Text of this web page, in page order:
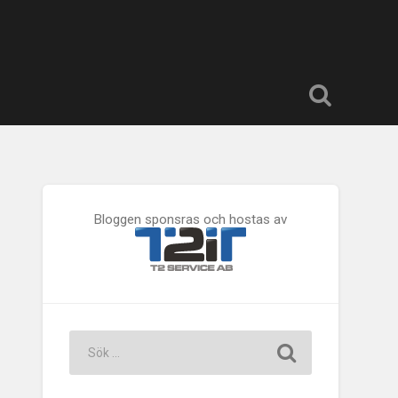
Bloggen sponsras och hostas av